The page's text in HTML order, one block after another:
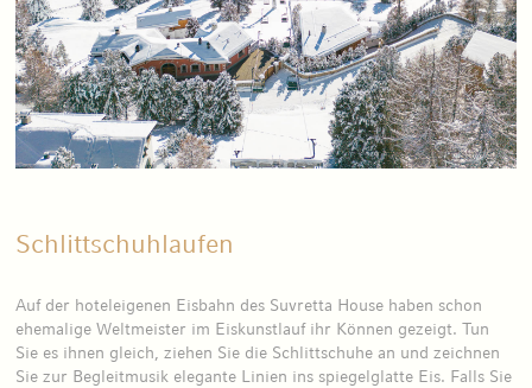
Schlittschuhlaufen
Auf der hoteleigenen Eisbahn des Suvretta House haben schon
ehemalige Weltmeister im Eiskunstlauf ihr Können gezeigt. Tun
Sie es ihnen gleich, ziehen Sie die Schlittschuhe an und zeichnen
Sie zur Begleitmusik elegante Linien ins spiegelglatte Eis. Falls Sie